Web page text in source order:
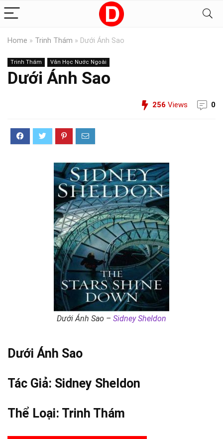
Home » Trinh Thám » Dưới Ánh Sao
Trinh Thám Văn Học Nước Ngoài
Dưới Ánh Sao
256 Views 0
Dưới Ánh Sao – Sidney Sheldon
Dưới Ánh Sao
Tác Giả: Sidney Sheldon
Thể Loại: Trinh Thám